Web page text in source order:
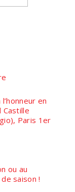
en
Castille
Paris 1er
ou au
saison !